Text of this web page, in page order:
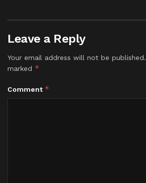
Leave a Reply
Your email address will not be published.
marked *
Comment *